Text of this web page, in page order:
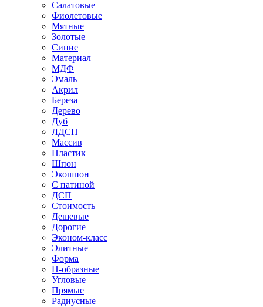
Салатовые
Фиолетовые
Мятные
Золотые
Синие
Материал
МДФ
Эмаль
Акрил
Береза
Дерево
Дуб
ЛДСП
Массив
Пластик
Шпон
Экошпон
С патиной
ДСП
Стоимость
Дешевые
Дорогие
Эконом-класс
Элитные
Форма
П-образные
Угловые
Прямые
Радиусные